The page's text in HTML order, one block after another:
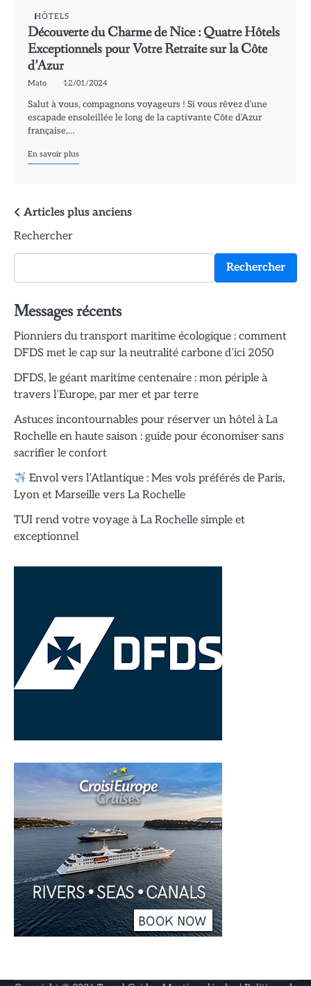
HÔTELS
Découverte du Charme de Nice : Quatre Hôtels
Exceptionnels pour Votre Retraite sur la Côte
d’Azur
Mato 12/01/2024
Salut à vous, compagnons voyageurs ! Si vous rêvez d’une
escapade ensoleillée le long de la captivante Côte d’Azur
française,…
En savoir plus
Navigation
des
Articles plus anciens
Rechercher
Rechercher
Messages récents
Pionniers du transport maritime écologique : comment
DFDS met le cap sur la neutralité carbone d’ici 2050
DFDS, le géant maritime centenaire : mon périple à
travers l’Europe, par mer et par terre
Astuces incontournables pour réserver un hôtel à La
Rochelle en haute saison : guide pour économiser sans
sacrifier le confort
Envol vers l’Atlantique : Mes vols préférés de Paris,
Lyon et Marseille vers La Rochelle
TUI rend votre voyage à La Rochelle simple et
exceptionnel